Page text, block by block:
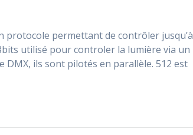
protocole permettant de contrôler jusqu’à
utilisé pour controler la lumière via un
DMX, ils sont pilotés en parallèle. 512 est